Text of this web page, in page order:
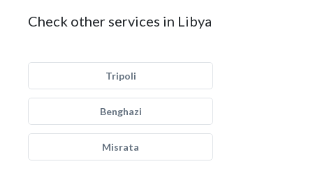
Check other services in Libya
Tripoli
Benghazi
Misrata